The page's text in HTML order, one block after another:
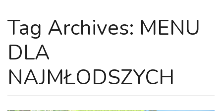
Tag Archives: MENU
DLA
NAJMŁODSZYCH